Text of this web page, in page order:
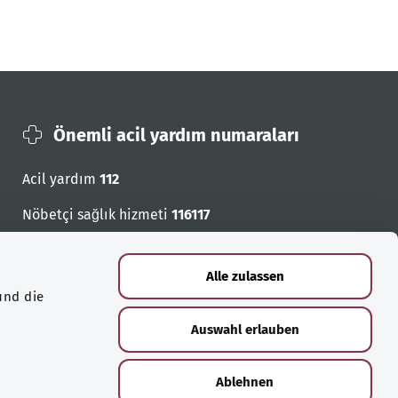
die
Alle zulassen
Auswahl erlauben
Ablehnen
Önemli acil yardım numaraları
Acil yardım 112
Nöbetçi sağlık hizmeti 116117
Acil cagri numaralari